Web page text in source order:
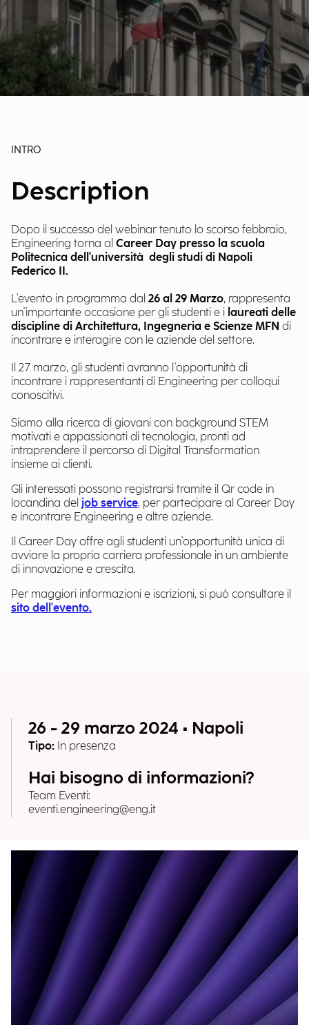
INTRO
Description
Dopo il successo del webinar tenuto lo scorso febbraio,
Engineering torna al Career Day presso la scuola
Politecnica dell'università degli studi di Napoli
Federico II.
L'evento in programma dal 26 al 29 Marzo, rappresenta
un'importante occasione per gli studenti e i laureati delle
discipline di Architettura, Ingegneria e Scienze MFN di
incontrare e interagire con le aziende del settore.
Il 27 marzo, gli studenti avranno l'opportunità di
incontrare i rappresentanti di Engineering per colloqui
conoscitivi.
Siamo alla ricerca di giovani con background STEM
motivati e appassionati di tecnologia, pronti ad
intraprendere il percorso di Digital Transformation
insieme ai clienti.
Gli interessati possono registrarsi tramite il Qr code in
locandina del job service, per partecipare al Career Day
e incontrare Engineering e altre aziende.
Il Career Day offre agli studenti un'opportunità unica di
avviare la propria carriera professionale in un ambiente
di innovazione e crescita.
Per maggiori informazioni e iscrizioni, si può consultare il
sito dell'evento.
26 - 29 marzo 2024 • Napoli
Tipo: In presenza
Hai bisogno di informazioni?
Team Eventi:
eventi.engineering@eng.it